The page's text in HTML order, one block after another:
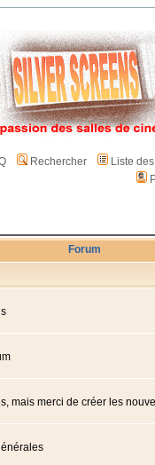
Rechercher
Liste
Forum
mais merci de créer les